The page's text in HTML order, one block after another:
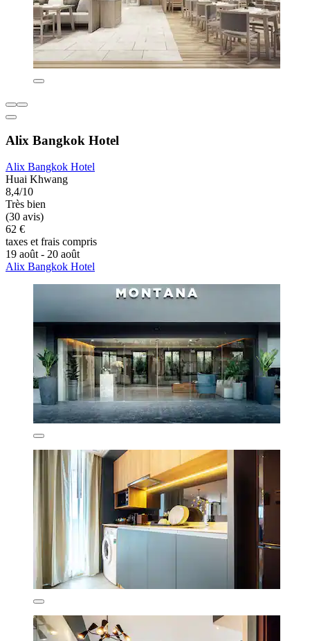
Alix Bangkok Hotel
Alix Bangkok Hotel
Huai Khwang
8,4/10
Très bien
(30 avis)
62 €
taxes et frais compris
19 août - 20 août
Alix Bangkok Hotel